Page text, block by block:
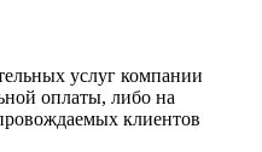
услуг компании
оплаты, либо на
клиентов